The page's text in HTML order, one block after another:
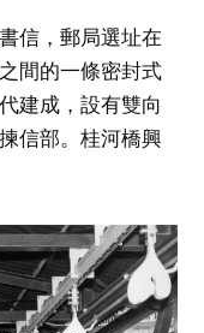
信，郵局選址在
間的一條密封式
建成，設有雙向
信部。桂河橋興